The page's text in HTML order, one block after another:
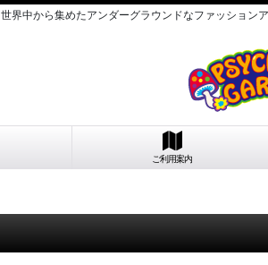
世界中から集めたアンダーグラウンドなファッション
ご利用案内